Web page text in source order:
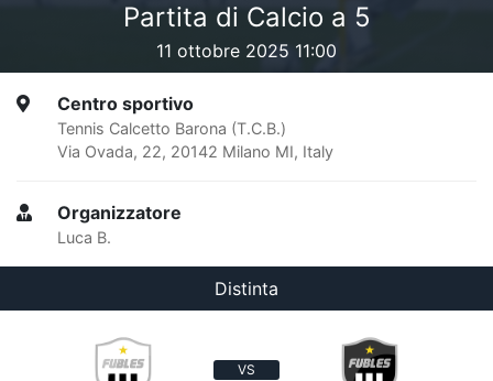
Partita di Calcio a 5
11 ottobre 2025 11:00
Centro sportivo
Tennis Calcetto Barona (T.C.B.)
Via Ovada, 22, 20142 Milano MI, Italy
Organizzatore
Luca B.
Distinta
VS